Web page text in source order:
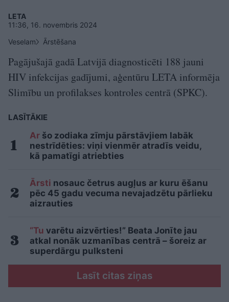
LETA
11:36, 16. novembris 2024
Veselam
Ārstēšana
Pagājušajā gadā Latvijā diagnosticēti 188 jauni
HIV infekcijas gadījumi, aģentūru LETA informēja
Slimību un profilakses kontroles centrā (SPKC).
LASĪTĀKIE
Ar šo zodiaka zīmju pārstāvjiem labāk
nestrīdēties: viņi vienmēr atradīs veidu,
kā pamatīgi atriebties
Ārsti nosauc četrus augļus ar kuru ēšanu
pēc 45 gadu vecuma nevajadzētu pārlieku
aizrauties
“Tu varētu aizvērties!” Beata Jonīte jau
atkal nonāk uzmanības centrā – šoreiz ar
superdārgu pulksteni
Lasīt citas ziņas